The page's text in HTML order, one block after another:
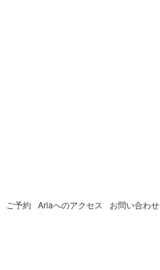
ご予約 Ariaへのアクセス お問い合わせ